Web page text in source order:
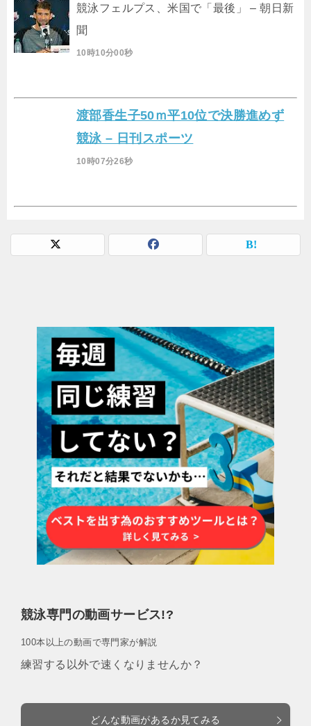
競泳フェルプス、米国で「最後」 – 朝日新
聞
10時10分00秒
渡部香生子50ｍ平10位で決勝進めず
競泳 – 日刊スポーツ
10時07分26秒
競泳専門の動画サービス!?
100本以上の動画で専門家が解説
練習する以外で速くなりませんか？
どんな動画があるか見てみる